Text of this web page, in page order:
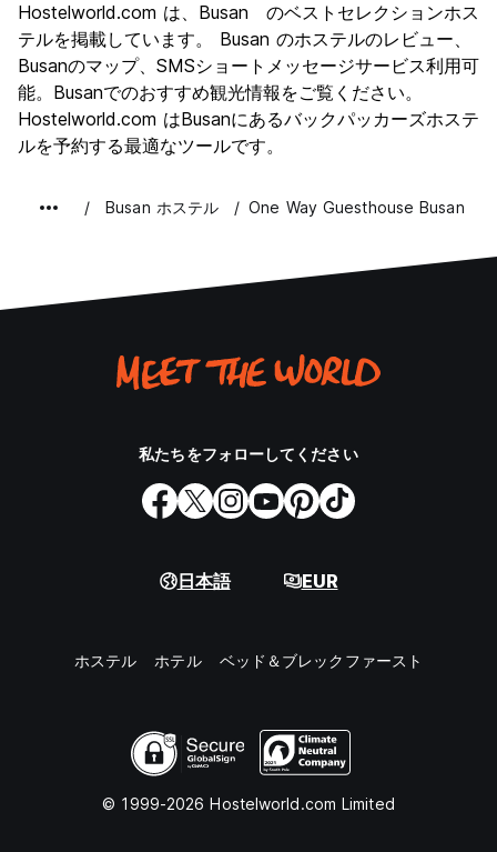
文化
ナイトライフ
8.3
コストパフォーマンス
Hostelworld.com は、Busan のベストセレクションホス
テルを掲載しています。 Busan のホステルのレビュー、
Busanのマップ、SMSショートメッセージサービス利用可
能。Busanでのおすすめ観光情報をご覧ください。
Hostelworld.com はBusanにあるバックパッカーズホステ
ルを予約する最適なツールです。
Busan ホステル One Way Guesthouse Busan
私たちをフォローしてください
日本語 EUR
ホステル ホテル ベッド＆ブレックファースト
© 1999-2026 Hostelworld.com Limited